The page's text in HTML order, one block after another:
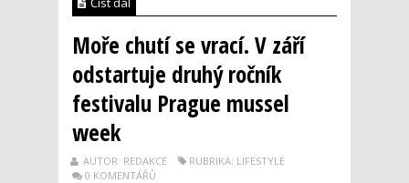
Moře chutí se vrací. V září
odstartuje druhý ročník
festivalu Prague mussel
week
AUTOR: REDAKCE
RUBRIKA: LIFESTYLE
0 KOMENTÁŘŮ